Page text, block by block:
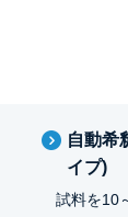
自動希
イプ)
試料を10